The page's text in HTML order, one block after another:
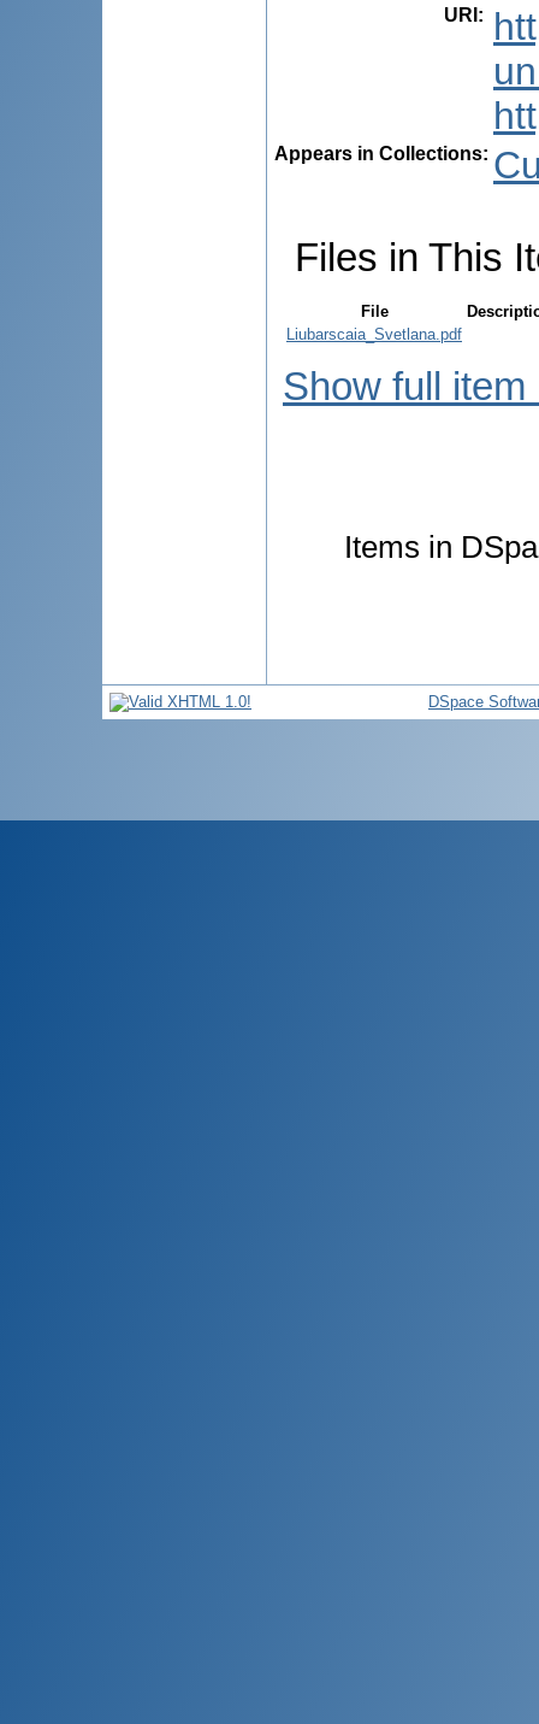
URI :
Appears in Collections:
Files in This
File
Liubarscaia_Svetlana.pdf
Show full item
Items in
DSpace